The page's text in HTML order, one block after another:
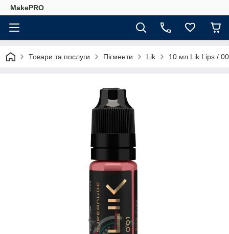
MakePRO
Товари та послуги Пігменти Lik 10 мл Lik Lips /